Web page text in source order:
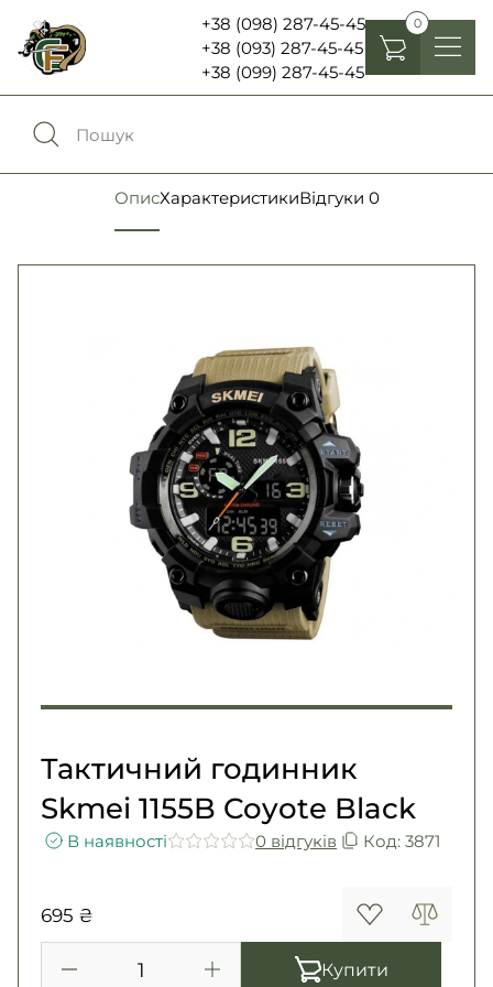
+38 (098) 287-45-45
+38 (093) 287-45-45
+38 (099) 287-45-45
0
Порівняння0
Обране0
UA
Каталог
Повернення та обмін
Ліхтарі , біноклі та елементи живлення
Ножі та мультитули
Шеврони, патчі та нашивки
Second Hand NATO
ОписХарактеристикиВідгуки 0
Тактичний годинник
Skmei 1155B Coyote Black
В наявності 0 вiдгукiв Код: 3871
695 ₴
Купити